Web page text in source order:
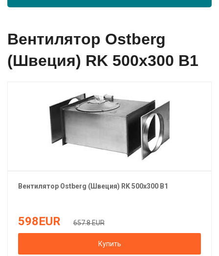
Вентилятор Ostberg
(Швеция) RK 500х300 В1
Вентилятор Ostberg (Швеция) RK 500х300 В1
598EUR 657.8 EUR
Купить